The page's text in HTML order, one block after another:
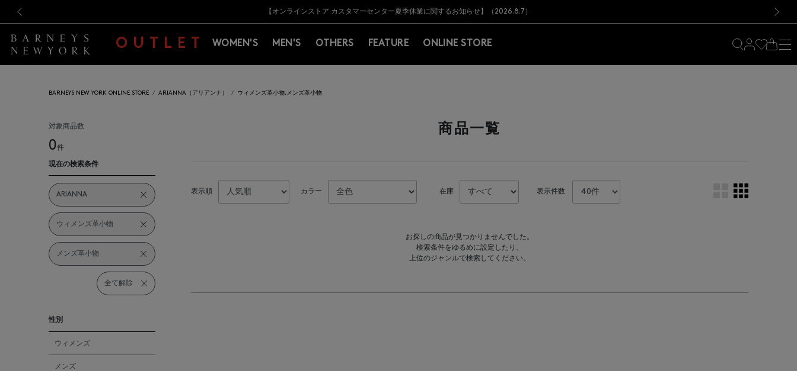
新規登録のお客様も対象！＜MY BARNEYS＞会員のお客様は11,000円（税込）以上のお買上げで常時送料無料！お買い物の際は会員登録を！
【夏季休業に伴う出荷一時停止のお知らせ】(2026.8.7)
【オンラインストア カスタマーセンター夏季休業に関するお知らせ】（2026.8.7）
【夏季休業に伴う返品・交換承り一時停止のお知らせ】（2026.8.5）
熊本県を中心とした地震の影響によるお荷物のお届けについて
【開催中】SUMMER SALEのご案内・ご注意事項
新規登録のお客様も対象！＜MY BARNEYS＞会員のお客様は11,000円（税込）以上のお買上げで常時送料無料！お買い物の際は会員登録を！
【夏季休業に伴う出荷一時停止のお知らせ】(2026.8.7)
OUTLET WOMEN'S MEN'S OTHERS FEATURE ONLINE STORE
BARNEYS NEW YORK ONLINE STORE ARIANNA（アリアンナ） ウィメンズ革小物,メンズ革小物
対象商品数
0件
現在の検索条件
ARIANNA
ウィメンズ革小物
メンズ革小物
全て解除
性別
ウィメンズ
メンズ
商品一覧
表示順 カラー 在庫 表示件数
お探しの商品が見つかりませんでした。
検索条件をゆるめに設定したり、
上位のジャンルで検索してください。